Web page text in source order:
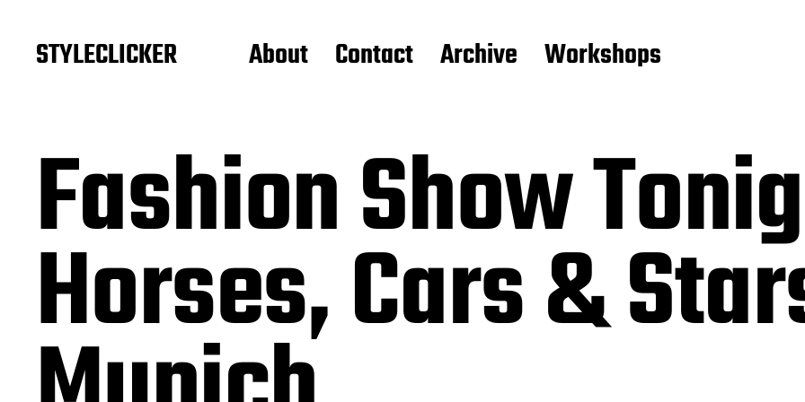
STYLECLICKER About Contact Archive Workshops
Fashion Show
Horses, Cars &